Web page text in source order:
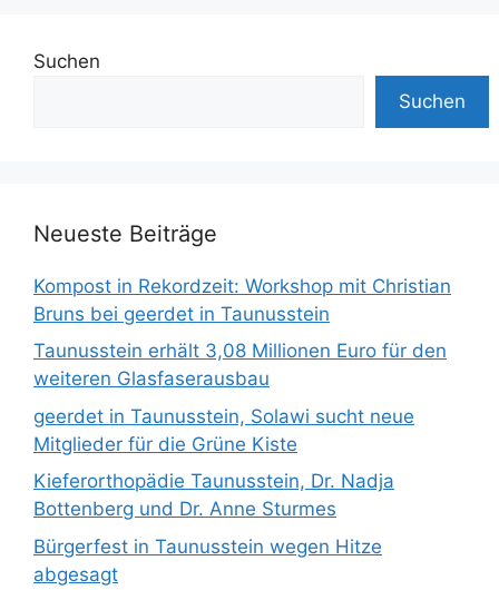
Suchen
Suchen
Neueste Beiträge
Kompost in Rekordzeit: Workshop mit Christian
Bruns bei geerdet in Taunusstein
Taunusstein erhält 3,08 Millionen Euro für den
weiteren Glasfaserausbau
geerdet in Taunusstein, Solawi sucht neue
Mitglieder für die Grüne Kiste
Kieferorthopädie Taunusstein, Dr. Nadja
Bottenberg und Dr. Anne Sturmes
Bürgerfest in Taunusstein wegen Hitze
abgesagt